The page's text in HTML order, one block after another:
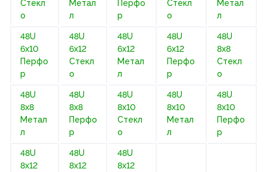
Стекл
о
Метал
л
Перфо
р
Стекл
о
Метал
л
48U
6х10
Перфо
р
48U
6х12
Стекл
о
48U
6х12
Метал
л
48U
6х12
Перфо
р
48U
8х8
Стекл
о
48U
8х8
Метал
л
48U
8х8
Перфо
р
48U
8х10
Стекл
о
48U
8х10
Метал
л
48U
8х10
Перфо
р
48U
8х12
48U
8х12
48U
8х12